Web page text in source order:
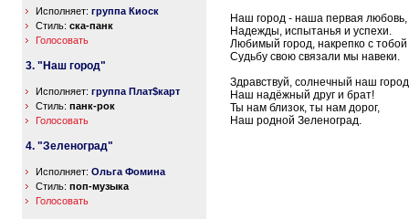
Исполняет: группа Киоск
Стиль: ска-панк
Голосовать
3. "Наш город"
Исполняет: группа Плат$карт
Стиль: панк-рок
Голосовать
4. "Зеленоград"
Исполняет: Ольга Фомина
Стиль: поп-музыка
Голосовать
Наш город - наша первая любовь,
Надежды, испытанья и успехи.
Любимый город, накрепко с тобой
Судьбу свою связали мы навеки.
Здравствуй, солнечный наш
Наш надёжный друг и брат!
Ты нам близок, ты нам дорог,
Наш родной Зеленоград.